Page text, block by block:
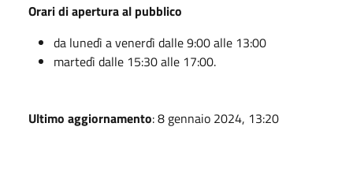
Orari di apertura al pubblico
da lunedì a venerdì dalle 9:00 alle 13:00
martedì dalle 15:30 alle 17:00.
Ultimo aggiornamento: 8 gennaio 2024, 13:20